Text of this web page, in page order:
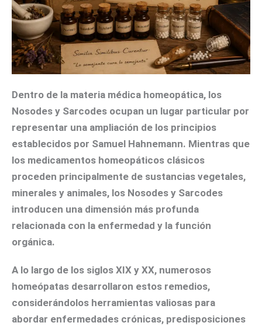
Dentro de la materia médica homeopática, los
Nosodes y Sarcodes ocupan un lugar particular por
representar una ampliación de los principios
establecidos por Samuel Hahnemann. Mientras que
los medicamentos homeopáticos clásicos
proceden principalmente de sustancias vegetales,
minerales y animales, los Nosodes y Sarcodes
introducen una dimensión más profunda
relacionada con la enfermedad y la función
orgánica.
A lo largo de los siglos XIX y XX, numerosos
homeópatas desarrollaron estos remedios,
considerándolos herramientas valiosas para
abordar enfermedades crónicas, predisposiciones